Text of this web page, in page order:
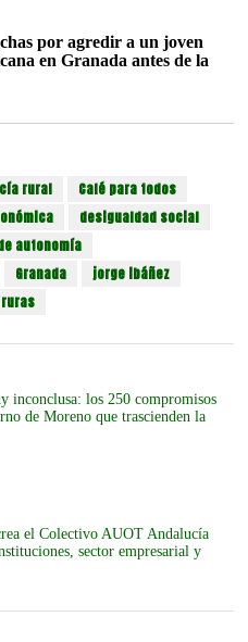
por agredir a un joven
en Granada antes de la
rural
Café para todos
desigualdad social
autonomía
Granada
jorge ibáñez
inconclusa: los 250 compromisos
de Moreno que trascienden la
el Colectivo AUOT Andalucía
sector empresarial y